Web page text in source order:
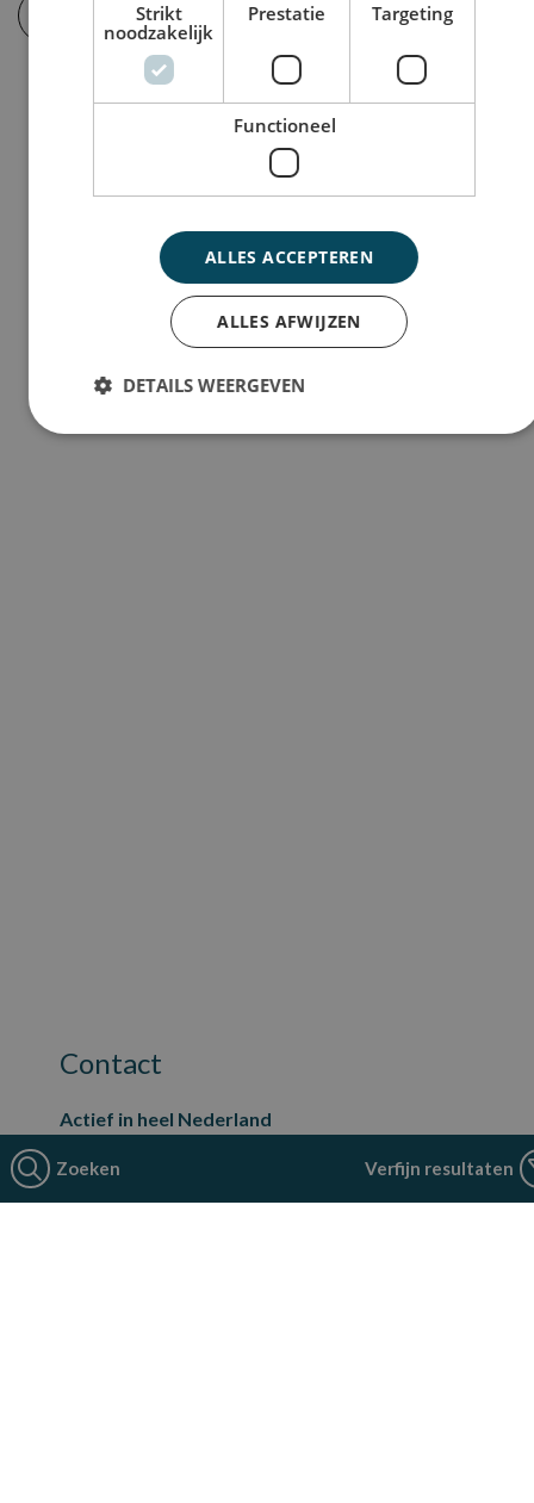
Zoeken Verfijn resultaten
Inschrijven
Contact
Actief in heel Nederland
Strikt
noodzakelijk
Prestatie Targeting
Functioneel
ALLES ACCEPTEREN
ALLES AFWIJZEN
DETAILS WEERGEVEN